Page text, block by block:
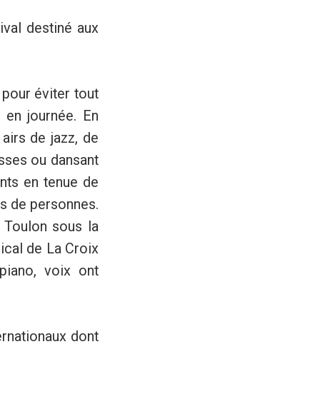
destiné aux
éviter tout
journée. En
de jazz, de
ou dansant
en tenue de
de personnes.
sous la
de La Croix
voix ont
dont